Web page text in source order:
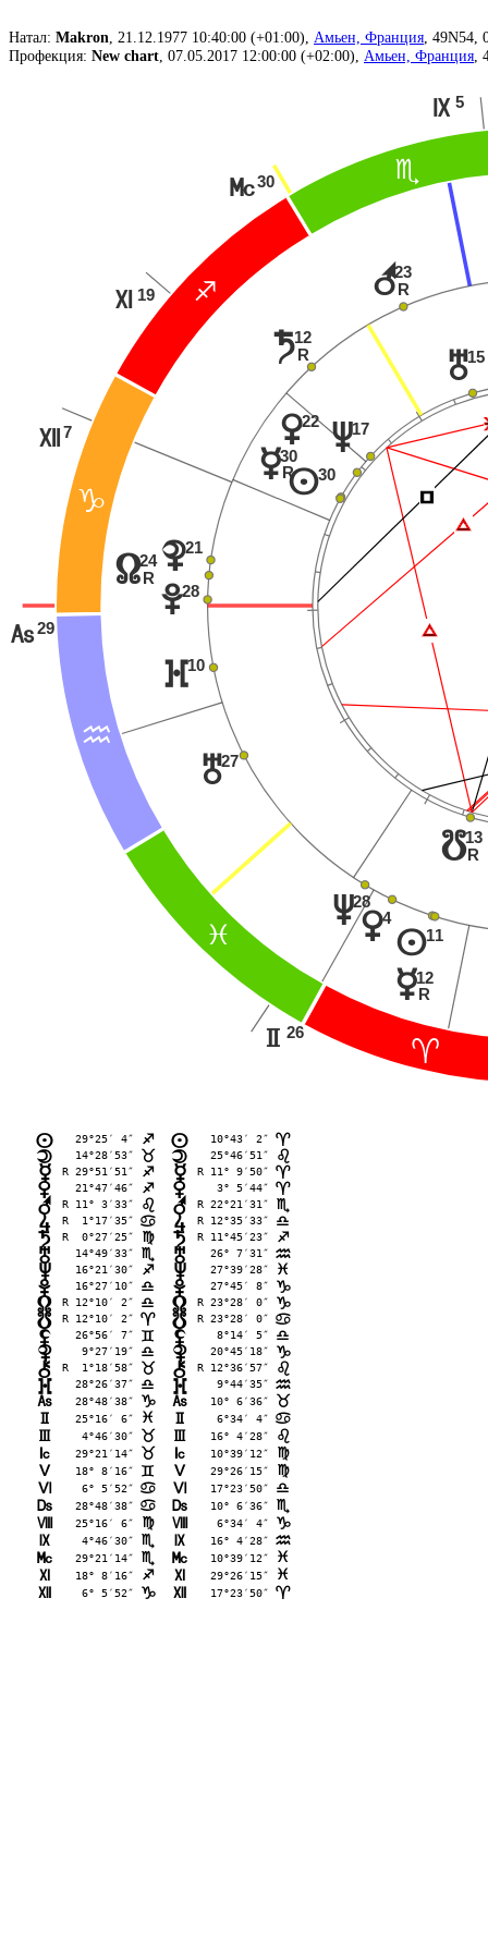
Натал: Makron , 21.12.1977 10:40:00 (+01:00), Амьен, Франция , 49N54,
Профекция: New chart , 07.05.2017 12:00:00 (+02:00), Амьен, Франция
;
B
C
D
E
F q4
n11
p12
R
r23
R
t12
R
{21
x24
R
w28
}10
u27
v28
29
G
26
5
O
30
P
19
Q
7
R
y13
R
u15
v17
q22
n30
p30
R
Ï
Í
Ï
n 29°25′ 4″ C
o 14°28′53″ <
p R 29°51′51″ C
q 21°47′46″ C
r R 11° 3′33″ ?
s R  1°17′35″ >
t R  0°27′25″ @
u 14°49′33″ B
v 16°21′30″ C
w 16°27′10″ A
x R 12°10′ 2″ A
y R 12°10′ 2″ ;
z 26°56′ 7″ =
{ 9°27′19″ A
| R  1°18′58″ <
} 28°26′37″ A
G 28°48′38″ D
25°16′ 6″ F
4°46′30″ <
J 29°21′14″ <
K 18° 8′16″ =
L 6° 5′52″ >
M 28°48′38″ >
N 25°16′ 6″ @
O 4°46′30″ B
P 29°21′14″ B
Q 18° 8′16″ C
R 6° 5′52″ D
n 10°43′ 2″ ;
o 25°46′51″ ?
p R 11° 9′50″ ;
q 3° 5′44″ ;
r R 22°21′31″ B
s R 12°35′33″ A
t R 11°45′23″ C
u 26° 7′31″ E
v 27°39′28″ F
w 27°45′ 8″ D
x R 23°28′ 0″ D
y R 23°28′ 0″ >
z 8°14′ 5″ A
{ 20°45′18″ D
| R 12°36′57″ ?
} 9°44′35″ E
G 10° 6′36″ <
6°34′ 4″ >
16° 4′28″ ?
J 10°39′12″ @
K 29°26′15″ @
L 17°23′50″ A
M 10° 6′36″ B
N 6°34′ 4″ D
O 16° 4′28″ E
P 10°39′12″ F
Q 29°26′15″ F
R 17°23′50″ ;